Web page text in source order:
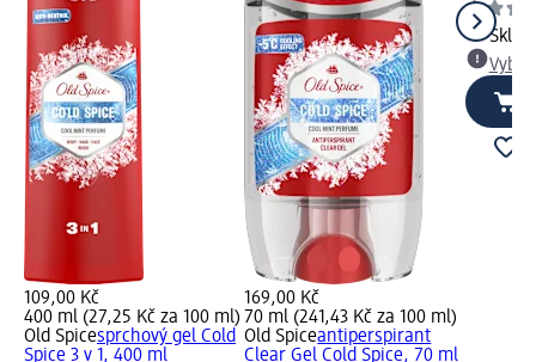
109,00 Kč
400 ml (27,25 Kč za 100 ml)
Old Spicesprchový gel Cold
Spice 3 v 1, 400 ml
169,00 Kč
70 ml (241,43 Kč za 100 ml)
Old Spiceantiperspirant
Clear Gel Cold Spice, 70 ml